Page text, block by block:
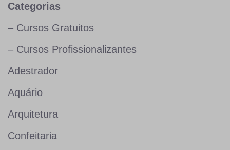
Categorias
– Cursos Gratuitos
– Cursos Profissionalizantes
Adestrador
Aquário
Arquitetura
Confeitaria